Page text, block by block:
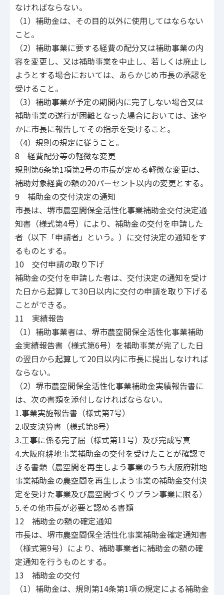
なければならない。
（1）補助金は、その目的以外に使用してはならない
こと。
（2）補助事業に要する経費の配分又は補助事業の内
容を変更し、又は補助事業を中止し、若しくは廃止し
ようとする場合においては、あらかじめ市長の承認を
受けること。
（3）補助事業が予定の期間内に完了しない場合又は
補助事業の遂行が困難となった場合においては、速や
かに市長に報告してその指示を受けること。
（4）規則の規定に従うこと。
8 経費配分等の軽微な変更
規則第6条第1項第2号の市長が定める軽微な変更は、
補助対象経費の額の20パーセント以内の変更とする。
9 補助金の交付決定の通知
市長は、堺市農空間保全活性化事業補助金交付決定通
知書（様式第4号）により、補助金の交付を申請した
者（以下「申請者」という。）に交付決定の通知をす
るものとする。
10 交付申請の取り下げ
補助金の交付を申請した者は、交付決定の通知を受け
た日から起算して30日以内に交付の申請を取り下げる
ことができる。
11 実績報告
（1）補助事業者は、堺市農空間保全活性化事業補助
金実績報告書（様式第6号）を補助事業が完了した日
の翌日から起算して20日以内に市長に提出しなければ
ならない。
（2）堺市農空間保全活性化事業補助金実績報告書に
は、次の書類を添付しなければならない。
1.事業実施報告書（様式第7号）
2.収支決算書（様式第8号）
3.工事に係る完了届（様式第11号）及び完成写真
4.大阪府耕地事業補助金の交付を受けたことが確認で
きる書類（農空間を再生しよう事業のうち大阪府耕地
事業補助金の農空間を再生しよう事業の補助金交付決
定を受けた事業及び農空間づくりプラン事業に限る）
5.その他市長が必要と認める書類
12 補助金の額の確定通知
市長は、堺市農空間保全活性化事業補助金確定通知書
（様式第9号）により、補助事業者に補助金の額の確
定通知を行うものとする。
13 補助金の交付
（1）補助金は、規則第14条第1項の規定による補助金